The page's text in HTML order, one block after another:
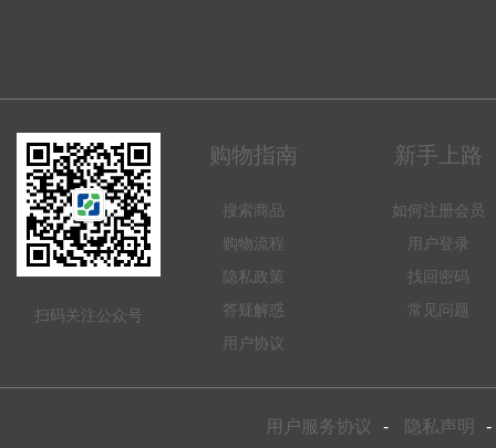
扫码关注公众号
购物指南
搜索商品
购物流程
隐私政策
答疑解惑
用户协议
新手上路
如何注册会员
用户登录
找回密码
常见问题
用户服务协议 - 隐私声明
-